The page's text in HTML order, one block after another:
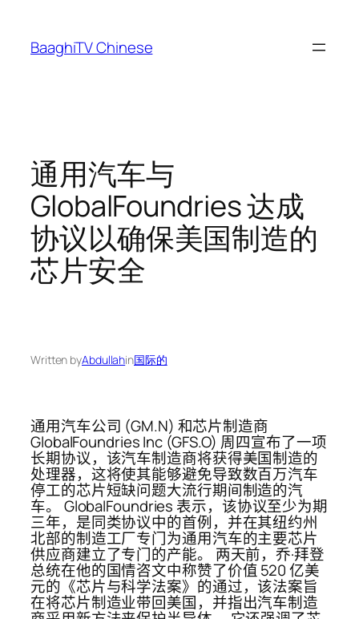
content
BaaghiTV Chinese
通用汽车与
GlobalFoundries 达成
协议以确保美国制造的
芯片安全
Written byAbdullahin国际的
通用汽车公司 (GM.N) 和芯片制造商
GlobalFoundries Inc (GFS.O) 周四宣布了一项
长期协议，该汽车制造商将获得美国制造的
处理器，这将使其能够避免导致数百万汽车
停工的芯片短缺问题大流行期间制造的汽
车。 GlobalFoundries 表示，该协议至少为期
三年，是同类协议中的首例，并在其纽约州
北部的制造工厂专门为通用汽车的主要芯片
供应商建立了专门的产能。 两天前，乔·拜登
总统在他的国情咨文中称赞了价值 520 亿美
元的《芯片与科学法案》的通过，该法案旨
在将芯片制造业带回美国，并指出汽车制造